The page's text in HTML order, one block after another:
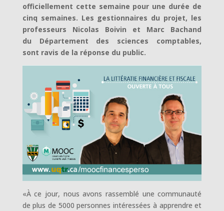
officiellement cette semaine pour une durée de
cinq semaines. Les gestionnaires du projet, les
professeurs Nicolas Boivin et Marc Bachand
du Département des sciences comptables,
sont ravis de la réponse du public.
«À ce jour, nous avons rassemblé une communauté
de plus de 5000 personnes intéressées à apprendre et